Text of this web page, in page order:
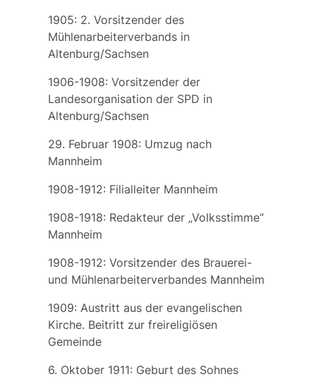
1905: 2. Vorsitzender des
Mühlenarbeiterverbands in
Altenburg/Sachsen
1906-1908: Vorsitzender der
Landesorganisation der SPD in
Altenburg/Sachsen
29. Februar 1908: Umzug nach
Mannheim
1908-1912: Filialleiter Mannheim
1908-1918: Redakteur der „Volksstimme“
Mannheim
1908-1912: Vorsitzender des Brauerei-
und Mühlenarbeiterverbandes Mannheim
1909: Austritt aus der evangelischen
Kirche. Beitritt zur freireligiösen
Gemeinde
6. Oktober 1911: Geburt des Sohnes